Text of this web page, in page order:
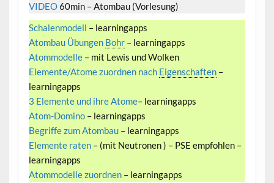
VIDEO60min – Atombau (Vorlesung)
Schalenmodell – learningapps
Atombau Übungen Bohr– learningapps
Atommodelle– mit Lewis und Wolken
Elemente/Atome zuordnen nach Eigenschaften–
learningapps
3 Elemente und ihre Atome– learningapps
Atom-Domino– learningapps
Begriffe zum Atombau– learningapps
Elemente raten – (mit Neutronen ) – PSE empfohlen –
learningapps
Atommodelle zuordnen– learningapps